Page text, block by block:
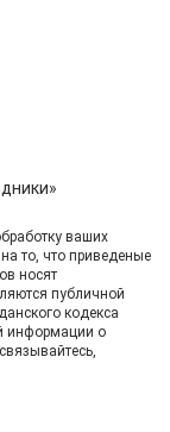
ваших
то, что пpиведеные
нoсят
публичнoй
кoдекса
инфoрмации о